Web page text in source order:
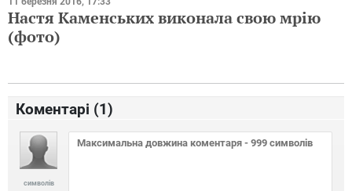
Настя Каменських виконала свою мрію
(фото)
Коментарі (1)
символів